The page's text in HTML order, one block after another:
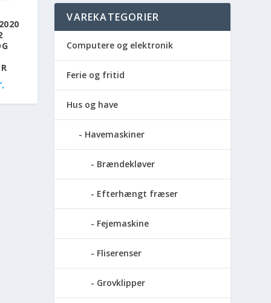
VAREKATEGORIER
Computere og elektronik
Ferie og fritid
Hus og have
Havemaskiner
Brændekløver
Efterhængt fræser
Fejemaskine
Fliserenser
Grovklipper